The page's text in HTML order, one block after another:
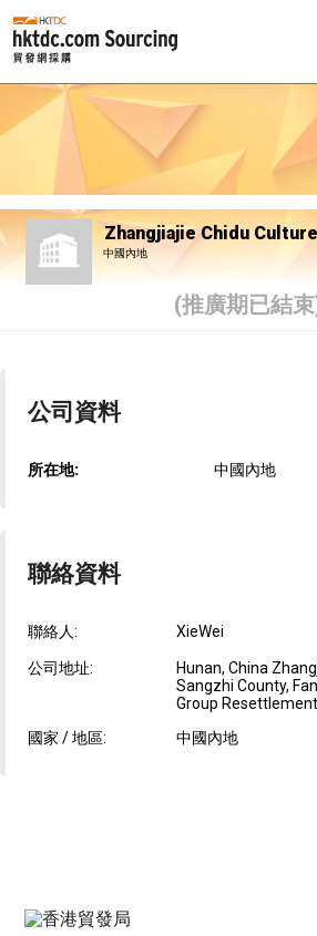
Zhangjiajie Chidu
中國內地
(推廣期已結
公司資料
所在地: 中國內地
聯絡資料
聯絡人: XieWei
公司地址:
Hunan, China
Sangzhi County,
Group
國家 / 地區:
中國內地